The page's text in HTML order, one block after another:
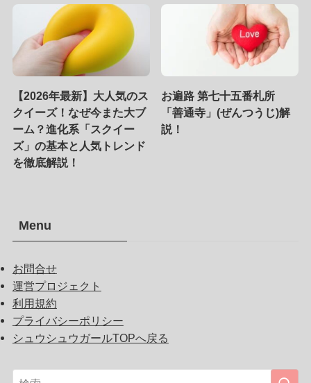
【2026年最新】大人気のス
クイーズ！なぜ今また大ブ
ーム？進化系「スクイー
ズ」の基本と人気トレンド
を徹底解説！
お遍路 第七十五番札所
「善通寺」(ぜんつうじ)解
説！
Menu
お問合せ
運営プロジェクト
利用規約
プライバシーポリシー
シュウシュウガールTOPへ戻る